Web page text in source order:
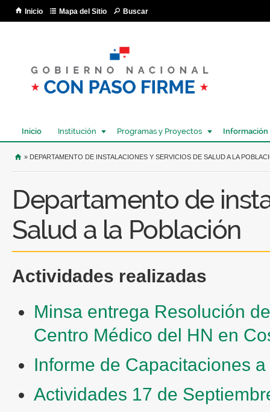
Inicio Mapa del Sitio Buscar
Inicio Institución Programas y Proyectos Información
USTED SE ENCUENTRA AQUÍ
» DEPARTAMENTO DE INSTALACIONES Y SERVICIOS DE SALUD A LA
Departamento de
Salud a la Población
Actividades realizadas
Minsa entrega Resolución
Centro Médico del HN en
Informe de Capacitaciones
Actividades 17 de